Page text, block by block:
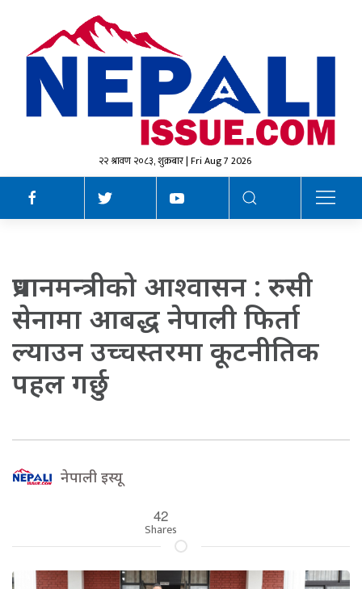
२२ श्रावण २०८३, शुक्रबार | Fri Aug 7 2026
प्रधानमन्त्रीको आश्वासन : रुसी
सेनामा आबद्ध नेपाली फिर्ता
ल्याउन उच्चस्तरमा कूटनीतिक
पहल गर्छु
नेपाली इस्यू
42
Shares